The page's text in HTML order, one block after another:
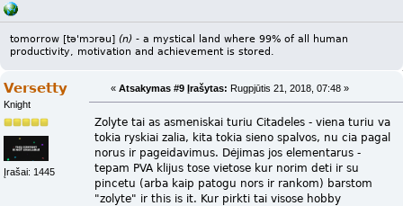
tomorrow [tə'mɔrəu] (n)- a mystical land where 99% of all human
productivity, motivation and achievement is stored.
Versetty
Knight
Įrašai: 1445
« Atsakymas #9 Įrašytas: Rugpjūtis 21, 2018, 07:48 »
Zolyte tai as asmeniskai turiu Citadeles - viena turiu va
tokia ryskiai zalia, kita tokia sieno spalvos, nu cia pagal
norus ir pageidavimus. Dėjimas jos elementarus -
tepam PVA klijus tose vietose kur norim deti ir su
pincetu (arba kaip patogu nors ir rankom) barstom
"zolyte" ir this is it. Kur pirkti tai visose hobby